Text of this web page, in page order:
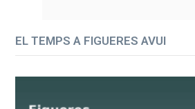
EL TEMPS A FIGUERES AVUI